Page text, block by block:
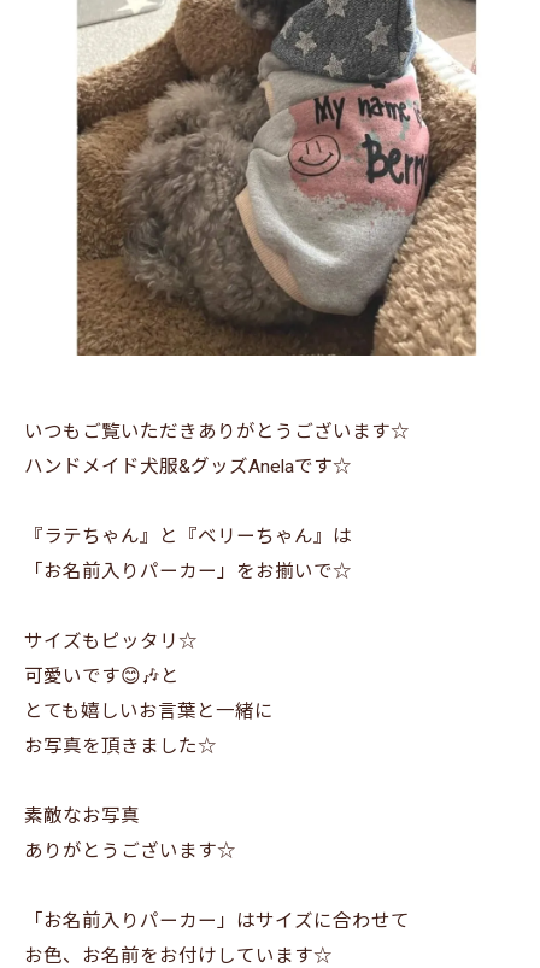
いつもご覧いただきありがとうございます☆
ハンドメイド犬服&グッズAnelaです☆
『ラテちゃん』と『ベリーちゃん』は
「お名前入りパーカー」をお揃いで☆
サイズもピッタリ☆
可愛いです😊🎶と
とても嬉しいお言葉と一緒に
お写真を頂きました☆
素敵なお写真
ありがとうございます☆
「お名前入りパーカー」はサイズに合わせて
お色、お名前をお付けしています☆